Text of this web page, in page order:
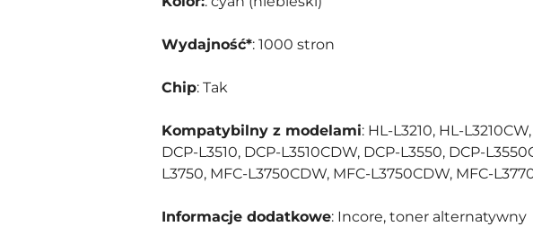
Wydajność*: 1000 stron
Chip: Tak
Kompatybilny z modelami: HL-L3210, HL-
DCP-L3510, DCP-L3510CDW, DCP-L3550, DCP-
L3750, MFC-L3750CDW, MFC-L3750CDW, MFC-
Informacje dodatkowe: Incore, toner alternatywny